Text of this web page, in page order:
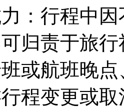
：行程中
归责于旅
或航班晚
程变更或